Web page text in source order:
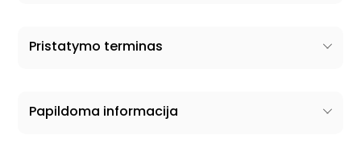
Pristatymo terminas
Papildoma informacija